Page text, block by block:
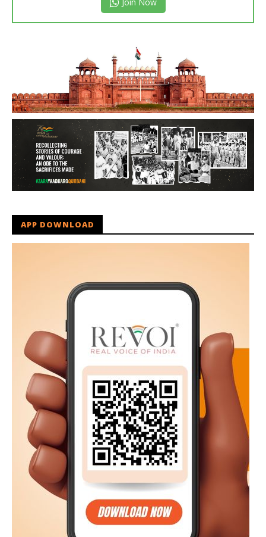
APP DOWNLOAD